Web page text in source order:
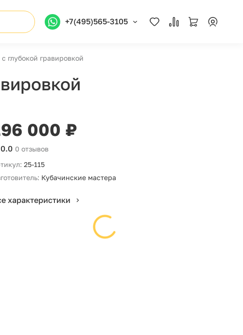
+7(495)565-3105
глубокой гравировкой
000 ₽
0 отзывов
0.0
25-115
Кубачинские мастера
характеристики